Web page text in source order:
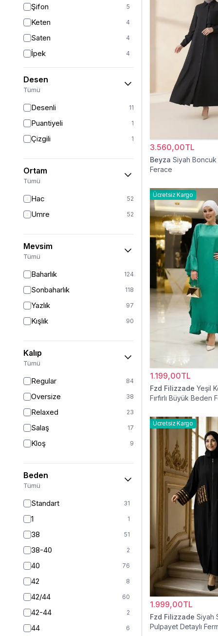
Şifon 5
Keten 4
Saten 4
İpek 4
Viskon 3
Tül 2
Desen
Tümü
Desenli 11
Puantiyeli 1
Çizgili 1
Ortam
Tümü
Hac 52
Umre 52
Mevsim
Tümü
Baharlık 124
Sonbaharlık 118
Yazlık 97
Kışlık 90
Kalıp
Tümü
Regular 84
Oversize 38
Relaxed 23
Salaş 17
Kloş 9
Beden
Tümü
Standart 31
1 1
38 51
38-40 2
40 76
42 8
42/44 60
42-44 2
44 6
3.560,00TL
Beyza Siyah Boncuk
Ferace
Ücretsiz Kargo
1.199,00TL
Fzd Filizzade Yeşil
Fırfırlı Büyük Beden
Ücretsiz Kargo
1.999,00TL
Fzd Filizzade Siyah
Pulpayet Detaylı